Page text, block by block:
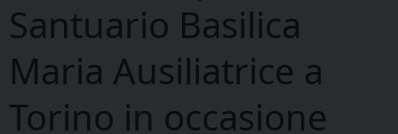
Santuario Basilica
Maria Ausiliatrice a
Torino in occasione